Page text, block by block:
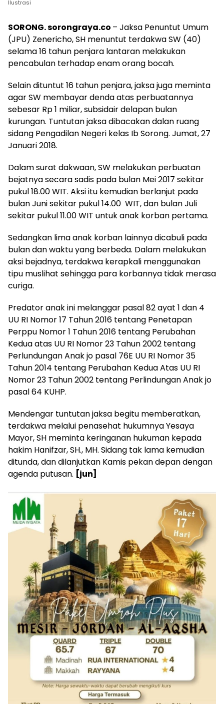
Ilustrasi
SORONG. sorongraya.co – Jaksa Penuntut Umum
(JPU) Zenericho, SH menuntut terdakwa SW (40)
selama 16 tahun penjara lantaran melakukan
pencabulan terhadap enam orang bocah.
Selain dituntut 16 tahun penjara, jaksa juga meminta
agar SW membayar denda atas perbuatannya
sebesar Rp 1 miliar, subsidair delapan bulan
kurungan. Tuntutan jaksa dibacakan dalan ruang
sidang Pengadilan Negeri kelas Ib Sorong. Jumat, 27
Januari 2018.
Dalam surat dakwaan, SW melakukan perbuatan
bejatnya secara sadis pada bulan Mei 2017 sekitar
pukul 18.00 WIT. Aksi itu kemudian berlanjut pada
bulan Juni sekitar pukul 14.00 WIT, dan bulan Juli
sekitar pukul 11.00 WIT untuk anak korban pertama.
Sedangkan lima anak korban lainnya dicabuli pada
bulan dan waktu yang berbeda. Dalam melakukan
aksi bejadnya, terdakwa kerapkali menggunakan
tipu muslihat sehingga para korbannya tidak merasa
curiga.
Predator anak ini melanggar pasal 82 ayat 1 dan 4
UU RI Nomor 17 Tahun 2016 tentang Penetapan
Perppu Nomor 1 Tahun 2016 tentang Perubahan
Kedua atas UU RI Nomor 23 Tahun 2002 tentang
Perlundungan Anak jo pasal 76E UU RI Nomor 35
Tahun 2014 tentang Perubahan Kedua Atas UU RI
Nomor 23 Tahun 2002 tentang Perlindungan Anak jo
pasal 64 KUHP.
Mendengar tuntutan jaksa begitu memberatkan,
terdakwa melalui penasehat hukumnya Yesaya
Mayor, SH meminta keringanan hukuman kepada
hakim Hanifzar, SH., MH. Sidang tak lama kemudian
ditunda, dan dilanjutkan Kamis pekan depan dengan
agenda putusan. [jun]